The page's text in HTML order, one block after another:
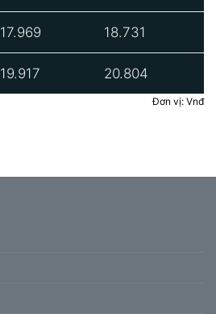
17.969 18.731
19.917 20.804
Đơn vị: Vnđ